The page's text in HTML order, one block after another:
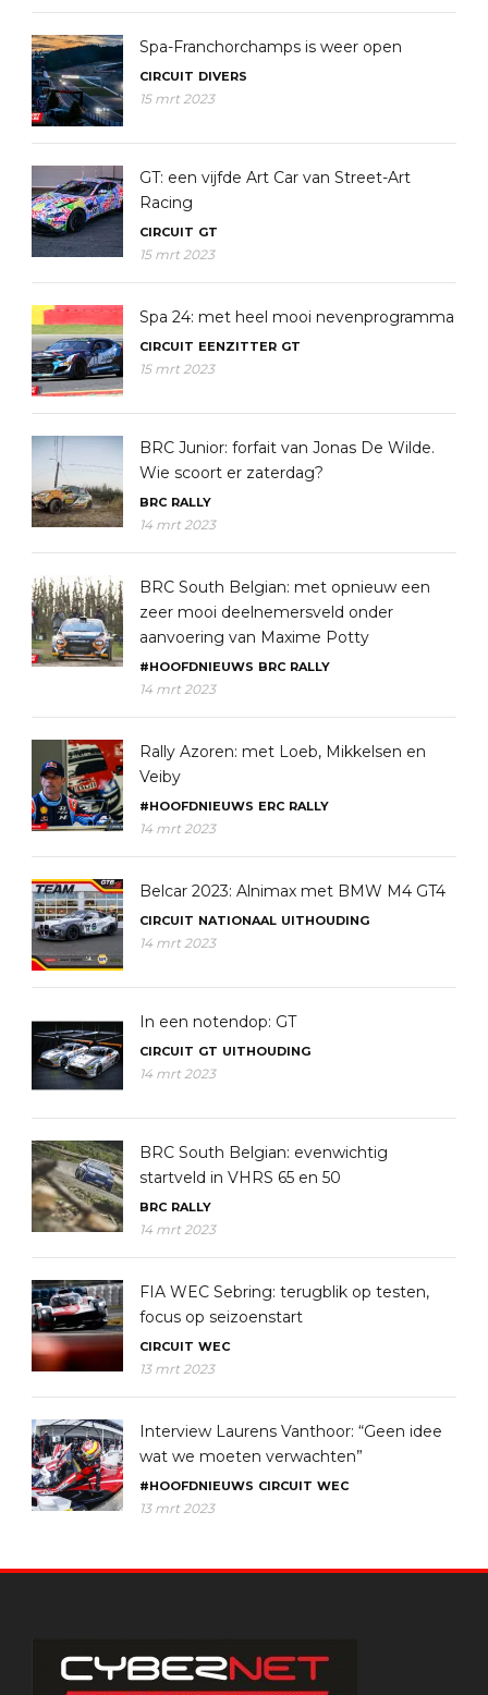
Spa-Franchorchamps is weer open
CIRCUIT DIVERS
15 mrt 2023
GT: een vijfde Art Car van Street-Art
Racing
CIRCUIT GT
15 mrt 2023
Spa 24: met heel mooi nevenprogramma
CIRCUIT EENZITTER GT
15 mrt 2023
BRC Junior: forfait van Jonas De Wilde.
Wie scoort er zaterdag?
BRC RALLY
14 mrt 2023
BRC South Belgian: met opnieuw een
zeer mooi deelnemersveld onder
aanvoering van Maxime Potty
#HOOFDNIEUWS BRC RALLY
14 mrt 2023
Rally Azoren: met Loeb, Mikkelsen en
Veiby
#HOOFDNIEUWS ERC RALLY
14 mrt 2023
Belcar 2023: Alnimax met BMW M4 GT4
CIRCUIT NATIONAAL UITHOUDING
14 mrt 2023
In een notendop: GT
CIRCUIT GT UITHOUDING
14 mrt 2023
BRC South Belgian: evenwichtig
startveld in VHRS 65 en 50
BRC RALLY
14 mrt 2023
FIA WEC Sebring: terugblik op testen,
focus op seizoenstart
CIRCUIT WEC
13 mrt 2023
Interview Laurens Vanthoor: “Geen idee
wat we moeten verwachten”
#HOOFDNIEUWS CIRCUIT WEC
13 mrt 2023